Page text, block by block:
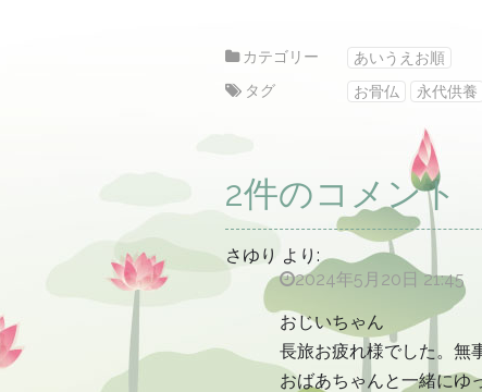
カテゴリー
あいうえお順
タグ
お骨仏 永代供養
2件のコメント
さゆり より:
2024年5月20日 21:45
おじいちゃん
長旅お疲れ様でした。無
おばあちゃんと一緒にゆ